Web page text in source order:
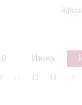
Июнь
10 12 13 14